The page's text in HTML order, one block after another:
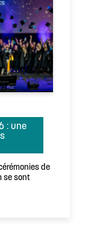
: une
de
se sont